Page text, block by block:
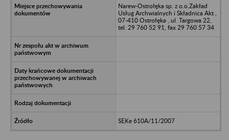
Narew-Ostrołęka sp. z o.o.Zakład
Usług Archwialnych i Składnica Akt ,
07-410 Ostrołęka , ul. Targowa 22,
tel. 29 760 52 91, fax 29 760 57 34
SEKe 610A/11/2007